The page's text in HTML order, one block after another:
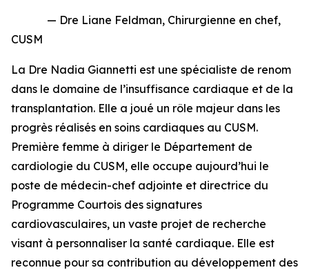
— Dre Liane Feldman, Chirurgienne en chef,
CUSM
La Dre Nadia Giannetti est une spécialiste de renom
dans le domaine de l’insuffisance cardiaque et de la
transplantation. Elle a joué un rôle majeur dans les
progrès réalisés en soins cardiaques au CUSM.
Première femme à diriger le Département de
cardiologie du CUSM, elle occupe aujourd’hui le
poste de médecin-chef adjointe et directrice du
Programme Courtois des signatures
cardiovasculaires, un vaste projet de recherche
visant à personnaliser la santé cardiaque. Elle est
reconnue pour sa contribution au développement des